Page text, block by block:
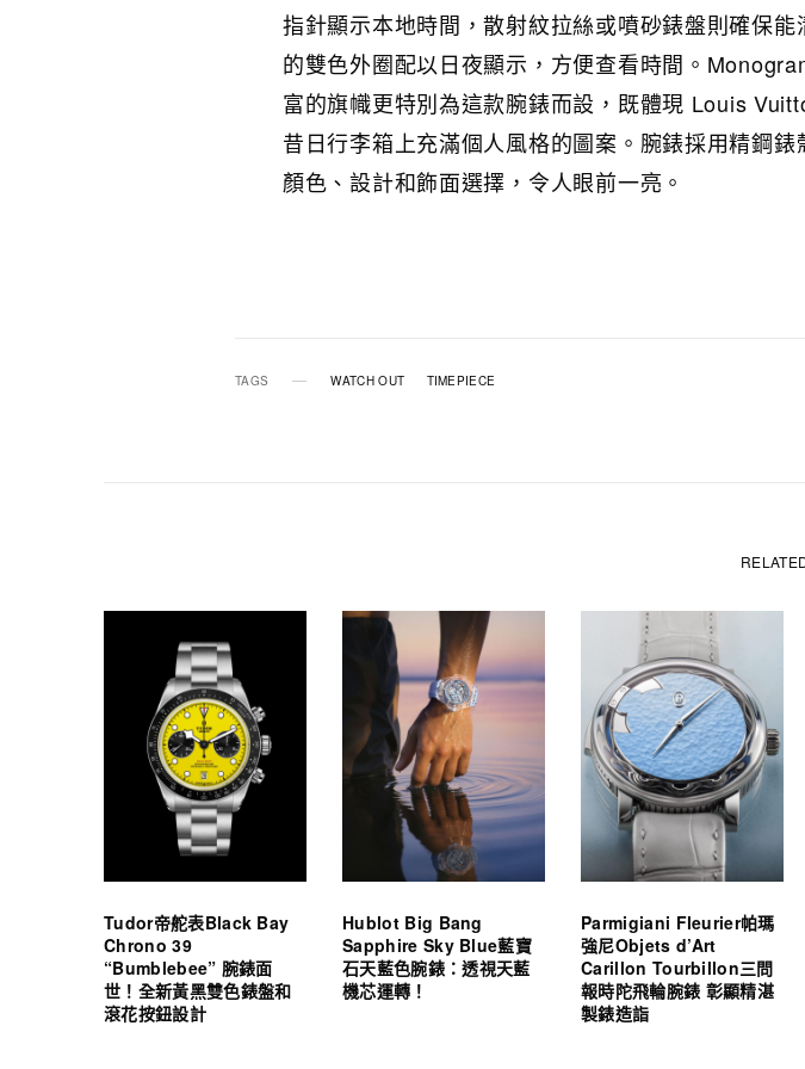
指針顯示本地時間，散射紋拉絲或噴砂錶盤則確保
的雙色外圈配以日夜顯示，方便查看時間。
富的旗幟更特別為這款腕錶而設，既體現 Louis
昔日行李箱上充滿個人風格的圖案。腕錶採用精鋼錶
顏色、設計和飾面選擇，令人眼前一亮。
TAGS WATCH OUT TIMEPIECE
Tudor帝舵表Black Bay
Chrono 39
“Bumblebee” 腕錶面
世！全新黃黑雙色錶盤和
滾花按鈕設計
Hublot Big Bang
Sapphire Sky Blue藍寶
石天藍色腕錶：透視天藍
機芯運轉！
Parmigiani Fleurier帕瑪
強尼Objets d’Art
Carillon Tourbillon三問
報時陀飛輪腕錶 彰顯精湛
製錶造詣